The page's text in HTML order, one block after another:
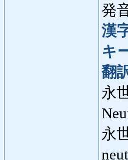
発
漢
キ
翻
永
永